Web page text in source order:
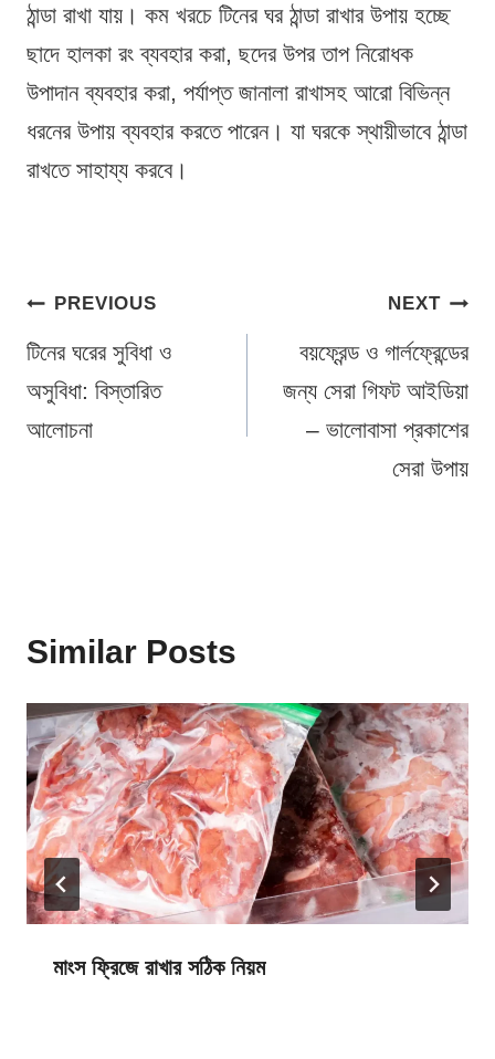
ঠান্ডা রাখা যায়। কম খরচে টিনের ঘর ঠান্ডা রাখার উপায় হচ্ছে
ছাদে হালকা রং ব্যবহার করা, ছদের উপর তাপ নিরোধক
উপাদান ব্যবহার করা, পর্যাপ্ত জানালা রাখাসহ আরো বিভিন্ন
ধরনের উপায় ব্যবহার করতে পারেন। যা ঘরকে স্থায়ীভাবে ঠান্ডা
রাখতে সাহায্য করবে।
Post
navigation
PREVIOUS
টিনের ঘরের সুবিধা ও
অসুবিধা: বিস্তারিত
আলোচনা
NEXT
বয়ফ্রেন্ড ও গার্লফ্রেন্ডের
জন্য সেরা গিফট আইডিয়া
– ভালোবাসা প্রকাশের
সেরা উপায়
Similar Posts
মাংস ফ্রিজে রাখার সঠিক নিয়ম